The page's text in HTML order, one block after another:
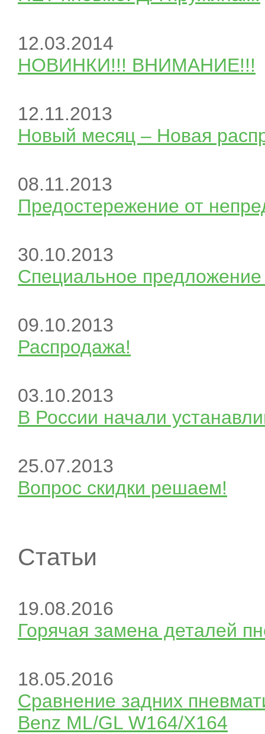
12.03.2014
НОВИНКИ!!! ВНИМАНИЕ!!!
12.11.2013
Новый месяц – Новая
08.11.2013
Предостережение от
30.10.2013
Специальное
09.10.2013
Распродажа!
03.10.2013
В России начали
25.07.2013
Вопрос скидки решаем!
Статьи
19.08.2016
Горячая замена деталей
18.05.2016
Сравнение задних
Benz ML/GL W164/X164